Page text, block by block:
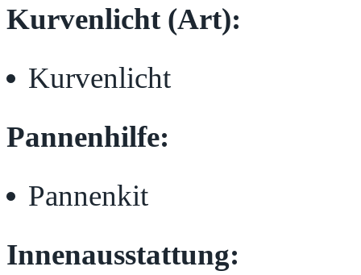
Kurvenlicht (Art):
Kurvenlicht
Pannenhilfe:
Pannenkit
Innenausstattung: